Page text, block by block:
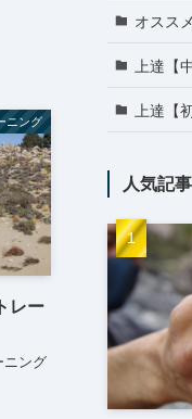
ニング
レー
ニング
オスス
上達【
(15)
(24)
上達【
人気記事